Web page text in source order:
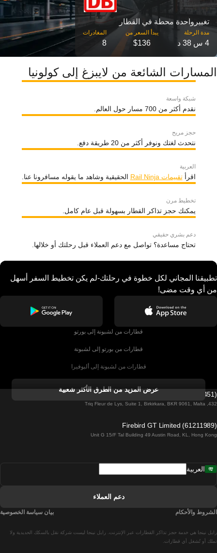
تغییرواحدة محطة في القطار
مدة الرحلة
4 س 38 د $136
8
المسارات الشائعة من لايبزغ إلى كولونيا
شبكة واسعة
نقدم أكثر من 700 مسار حول العالم.
حجز مريح
نتحدث لغتك ونوفر أكثر من 20 طريقة دفع.
العربية
اقرأتقييمات Rail Ninja الحقيقية وشاهد ما يقوله مسافرونا عنا.
تخطيط مرن
يمكنك حجز تذاكر القطار بسهولة قبل عام كامل.
دعم بشري حقيقي
تحتاج مساعدة؟ تواصل مع دعم العملاء قبل رحلتك أو خلالها.
تطبيقنا المجاني لكل خطوة في رحلتك-لم يكن تخطيط السفر أسهل
من أي وقت مضى!
قطارات من لشبونة إلى بورتو
قطارات من بورتو إلى لشبونة
قطارات من لشبونة إلى ألبوفيرا
قطارات من ألبوفيرا إلى لشبونة
قطارات من لشبونة إلى لاغوس
قطارات من لشبونة إلى مدريد
عرض المزيد من الطرق الأكثر شعبية
Firebird GT Limited (OC 1451)
432, Triq Fleur de Lys, Suite 1, Birkirkara, BKR 9061, Malta
Firebird GT Limited (61211989)
Unit G 15/F Tal Building 49 Austin Road, KL, Hong Kong
رايل نينجا هي خدمة حجز تذاكر القطارات عبر الإنترنت. رايل نينجا ليست شركة نقل بالسكك الحديدية ولا
تملك أو تُشغل أي قطارات.
العربية
دعم العملاء
الشروط والأحكام بيان سياسة الخصوصية